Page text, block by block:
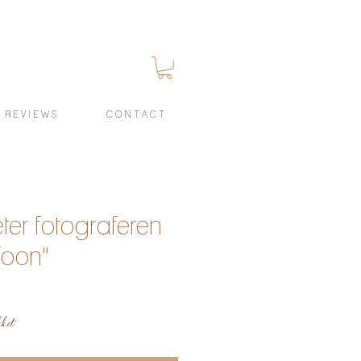
R E V I E W S C O N T A C T
fotograferen